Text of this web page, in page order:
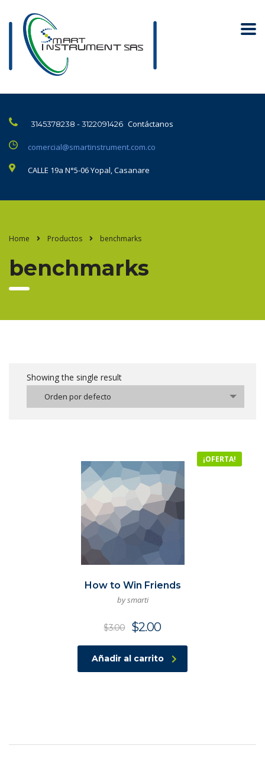
3145378238 - 3122091426 Contáctanos
comercial@smartinstrument.com.co
CALLE 19a N°5-06 Yopal, Casanare
Home Productos benchmarks
benchmarks
Showing the single result
Orden por defecto
¡OFERTA!
How to Win Friends
by smarti
$3.00 $2.00
Añadir al carrito